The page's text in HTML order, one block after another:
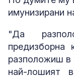
имунизирани
"Да
разположиш в
най-лошият